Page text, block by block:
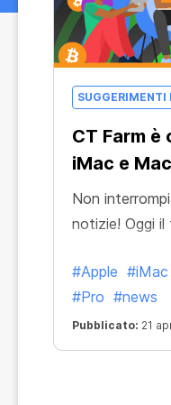
SUGGERIMENTI
CT Farm è
iMac e
Non
notizie! Oggi il
#Apple #iMac
#Pro #news
Pubblicato: 21